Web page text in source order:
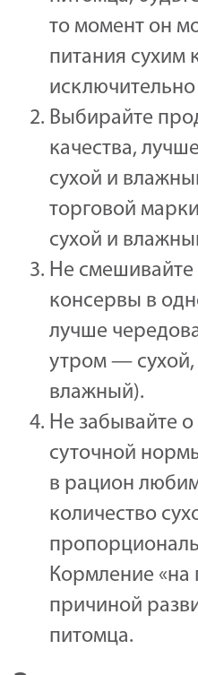
то момент он
питания сухим
Выбирайте
качества,
сухой и
торговой
сухой и
Не смешивайте
консервы в
лучше
утром —
влажный).
Не забывайте
суточной
в рацион
количество
Кормление «на
причиной
питомца.